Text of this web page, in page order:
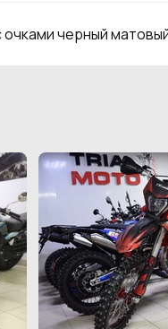
черный